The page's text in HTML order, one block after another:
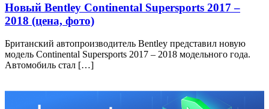
Новый Bentley Continental Supersports 2017 –
2018 (цена, фото)
Британский автопроизводитель Bentley представил новую
модель Continental Supersports 2017 – 2018 модельного года.
Автомобиль стал […]